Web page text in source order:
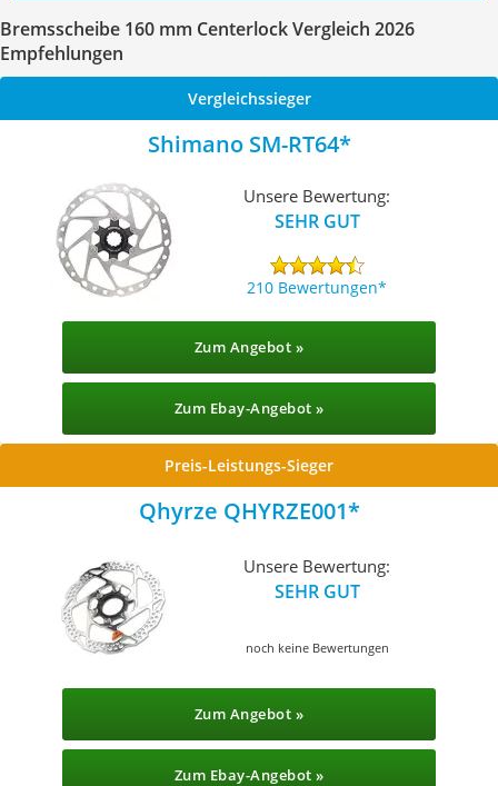
Bremsscheibe 160 mm Centerlock Vergleich 2026
Empfehlungen
Vergleichssieger
Shimano SM-RT64
Unsere Bewertung:
SEHR GUT
210 Bewertungen
Zum Angebot »
Zum Ebay-Angebot »
Preis-Leistungs-Sieger
Qhyrze QHYRZE001
Unsere Bewertung:
SEHR GUT
noch keine Bewertungen
Zum Angebot »
Zum Ebay-Angebot »